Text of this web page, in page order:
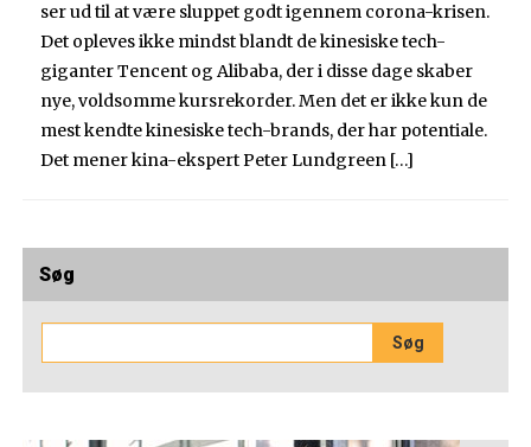
ser ud til at være sluppet godt igennem corona-krisen.
Det opleves ikke mindst blandt de kinesiske tech-
giganter Tencent og Alibaba, der i disse dage skaber
nye, voldsomme kursrekorder. Men det er ikke kun de
mest kendte kinesiske tech-brands, der har potentiale.
Det mener kina-ekspert Peter Lundgreen […]
Søg